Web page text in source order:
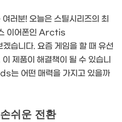
러분! 오늘은 스틸시리즈의 최
이어폰인 Arctis
니다. 요즘 게임을 할 때 유선
제품이 해결책이 될 수 있습니
어떤 매력을 가지고 있을까
쉬운 전환